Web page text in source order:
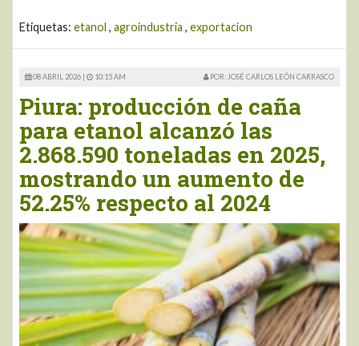
Etiquetas: etanol , agroindustria , exportacion
08 ABRIL 2026 | 10:15 AM POR: JOSÉ CARLOS LEÓN CARRASCO
Piura: producción de caña
para etanol alcanzó las
2.868.590 toneladas en 2025,
mostrando un aumento de
52.25% respecto al 2024